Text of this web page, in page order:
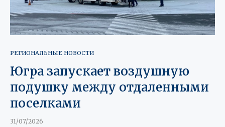
РЕГИОНАЛЬНЫЕ НОВОСТИ
Югра запускает воздушную
подушку между отдаленными
поселками
31/07/2026